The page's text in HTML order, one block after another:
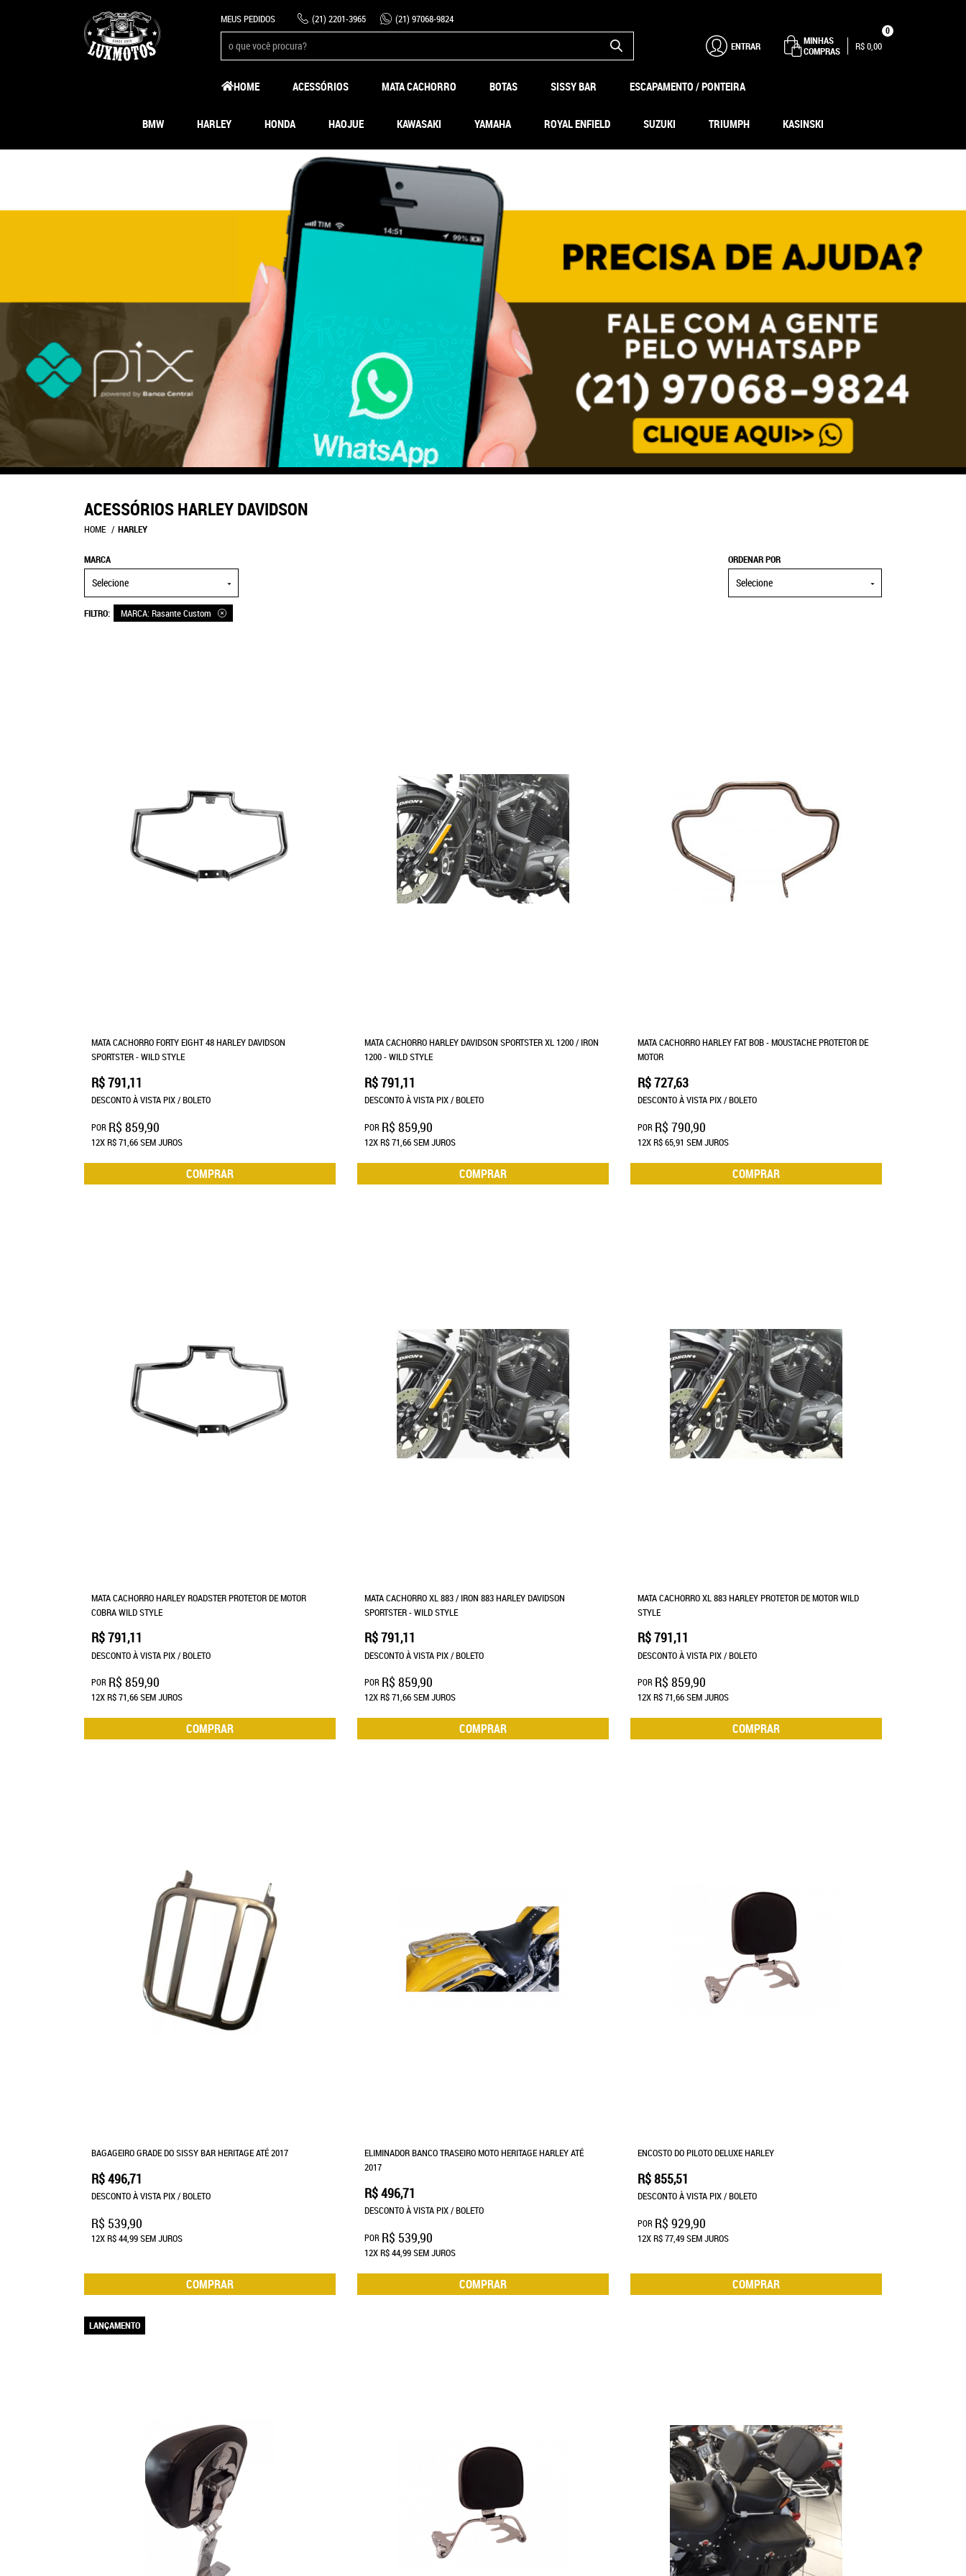
MEUS PEDIDOS (21) 2201-3965 (21) 97068-9824
ENTRAR
MINHAS
COMPRAS
0
R$ 0,00
HOME ACESSÓRIOS MATA CACHORRO BOTAS SISSY BAR ESCAPAMENTO / PONTEIRA
BMW HARLEY HONDA HAOJUE KAWASAKI YAMAHA ROYAL ENFIELD SUZUKI TRIUMPH KASINSKI
ACESSÓRIOS HARLEY DAVIDSON
HOME HARLEY
MARCA
Selecione
ORDENAR POR
Selecione
FILTRO MARCA: Rasante Custom
MATA CACHORRO FORTY EIGHT 48 HARLEY DAVIDSON
SPORTSTER - WILD STYLE
POR R$ 859,90
R$ 791,11
DESCONTO À VISTA PIX / BOLETO
12XR$ 71,66SEM JUROS
COMPRAR
MATA CACHORRO HARLEY DAVIDSON SPORTSTER XL 1200 / IRON
1200 - WILD STYLE
POR R$ 859,90
R$ 791,11
DESCONTO À VISTA PIX / BOLETO
12XR$ 71,66SEM JUROS
COMPRAR
MATA CACHORRO HARLEY FAT BOB - MOUSTACHE PROTETOR DE
MOTOR
POR R$ 790,90
R$ 727,63
DESCONTO À VISTA PIX / BOLETO
12XR$ 65,91 SEM JUROS
COMPRAR
MATA CACHORRO HARLEY ROADSTER PROTETOR DE MOTOR
COBRA WILD STYLE
POR R$ 859,90
R$ 791,11
DESCONTO À VISTA PIX / BOLETO
12XR$ 71,66SEM JUROS
COMPRAR
MATA CACHORRO XL 883 / IRON 883 HARLEY DAVIDSON
SPORTSTER - WILD STYLE
POR R$ 859,90
R$ 791,11
DESCONTO À VISTA PIX / BOLETO
12XR$ 71,66SEM JUROS
COMPRAR
MATA CACHORRO XL 883 HARLEY PROTETOR DE MOTOR WILD
STYLE
POR R$ 859,90
R$ 791,11
DESCONTO À VISTA PIX / BOLETO
12XR$ 71,66SEM JUROS
COMPRAR
BAGAGEIRO GRADE DO SISSY BAR HERITAGE ATÉ 2017
R$ 539,90
R$ 496,71
DESCONTO À VISTA PIX / BOLETO
12XR$ 44,99SEM JUROS
COMPRAR
ELIMINADOR BANCO TRASEIRO MOTO HERITAGE HARLEY ATÉ
2017
POR R$ 539,90
R$ 496,71
DESCONTO À VISTA PIX / BOLETO
12XR$ 44,99SEM JUROS
COMPRAR
ENCOSTO DO PILOTO DELUXE HARLEY
POR R$ 929,90
R$ 855,51
DESCONTO À VISTA PIX / BOLETO
12XR$ 77,49SEM JUROS
COMPRAR
LANÇAMENTO